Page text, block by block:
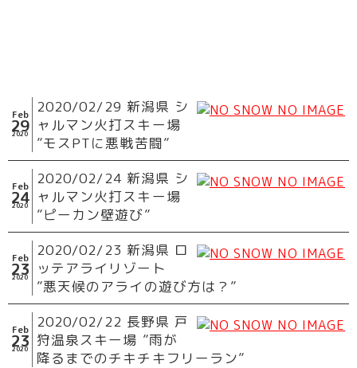
Feb
29
2020
2020/02/29 新潟県 シ
ャルマン火打スキー場
”モスPTに悪戦苦闘”
Feb
24
2020
2020/02/24 新潟県 シ
ャルマン火打スキー場
”ピーカン壁遊び”
Feb
23
2020
2020/02/23 新潟県 ロ
ッテアライリゾート
”悪天候のアライの遊び方は？”
Feb
23
2020
2020/02/22 長野県 戸
狩温泉スキー場 ”雨が
降るまでのチキチキフリーラン”